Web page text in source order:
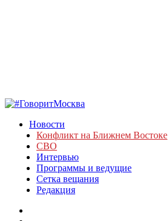
Новости
Конфликт на Ближнем Востоке
СВО
Интервью
Программы и ведущие
Сетка вещания
Редакция